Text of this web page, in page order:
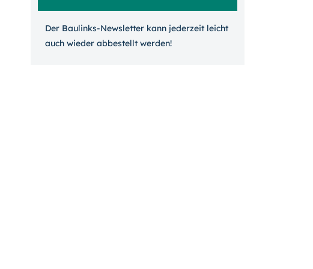
Der Baulinks-Newsletter kann jeder­zeit leicht
auch wieder ab­bestellt werden!